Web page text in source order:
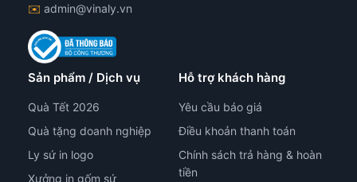
✉️ admin@vinaly.vn
Sản phẩm / Dịch vụ
Quà Tết 2026
Quà tặng doanh nghiệp
Ly sứ in logo
Xưởng in gốm sứ
Hỗ trợ khách hàng
Yêu cầu báo giá
Điều khoản thanh toán
Chính sách trả hàng & hoàn
tiền